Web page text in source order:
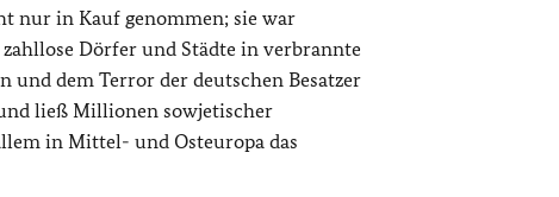
nur in Kauf genommen; sie war
Dörfer und Städte in verbrannte
dem Terror der deutschen Besatzer
ließ Millionen sowjetischer
in Mittel- und Osteuropa das